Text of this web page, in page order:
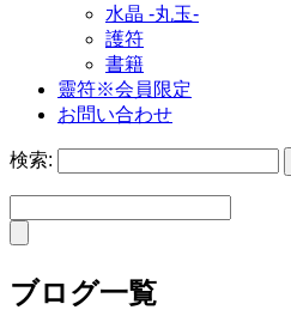
水晶 -丸玉-
護符
書籍
靈符※会員限定
お問い合わせ
検索:
ブログ一覧